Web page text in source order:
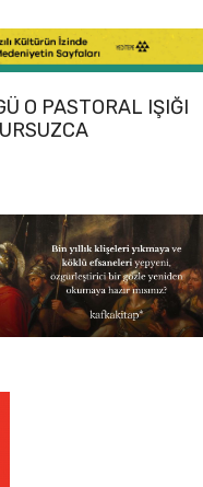
O PASTORAL IŞIĞI